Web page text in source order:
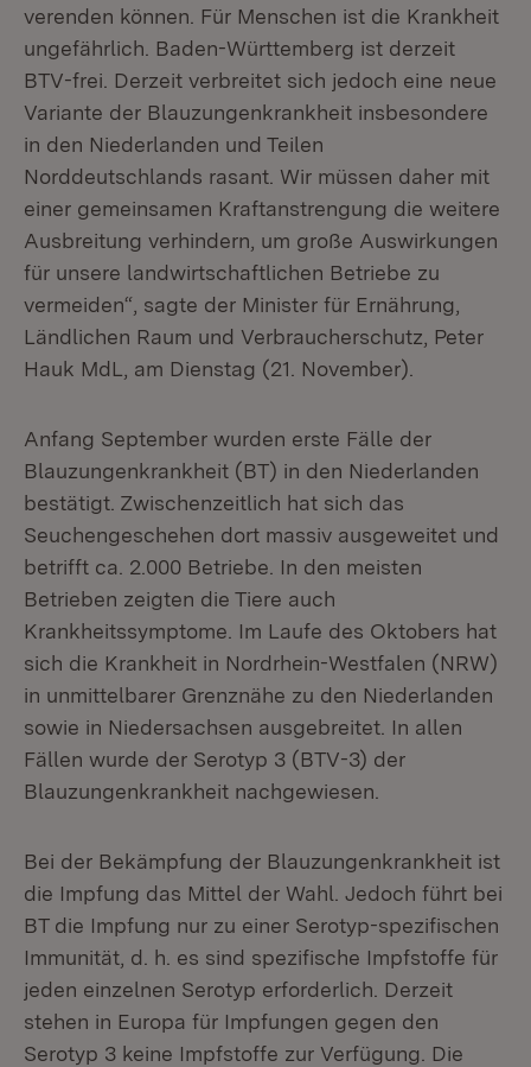
verenden können. Für Menschen ist die Krankheit
ungefährlich. Baden-Württemberg ist derzeit
BTV-frei. Derzeit verbreitet sich jedoch eine neue
Variante der Blauzungenkrankheit insbesondere
in den Niederlanden und Teilen
Norddeutschlands rasant. Wir müssen daher mit
einer gemeinsamen Kraftanstrengung die weitere
Ausbreitung verhindern, um große Auswirkungen
für unsere landwirtschaftlichen Betriebe zu
vermeiden“, sagte der Minister für Ernährung,
Ländlichen Raum und Verbraucherschutz, Peter
Hauk MdL, am Dienstag (21. November).
Anfang September wurden erste Fälle der
Blauzungenkrankheit (BT) in den Niederlanden
bestätigt. Zwischenzeitlich hat sich das
Seuchengeschehen dort massiv ausgeweitet und
betrifft ca. 2.000 Betriebe. In den meisten
Betrieben zeigten die Tiere auch
Krankheitssymptome. Im Laufe des Oktobers hat
sich die Krankheit in Nordrhein-Westfalen (NRW)
in unmittelbarer Grenznähe zu den Niederlanden
sowie in Niedersachsen ausgebreitet. In allen
Fällen wurde der Serotyp 3 (BTV-3) der
Blauzungenkrankheit nachgewiesen.
Bei der Bekämpfung der Blauzungenkrankheit ist
die Impfung das Mittel der Wahl. Jedoch führt bei
BT die Impfung nur zu einer Serotyp-spezifischen
Immunität, d. h. es sind spezifische Impfstoffe für
jeden einzelnen Serotyp erforderlich. Derzeit
stehen in Europa für Impfungen gegen den
Serotyp 3 keine Impfstoffe zur Verfügung. Die